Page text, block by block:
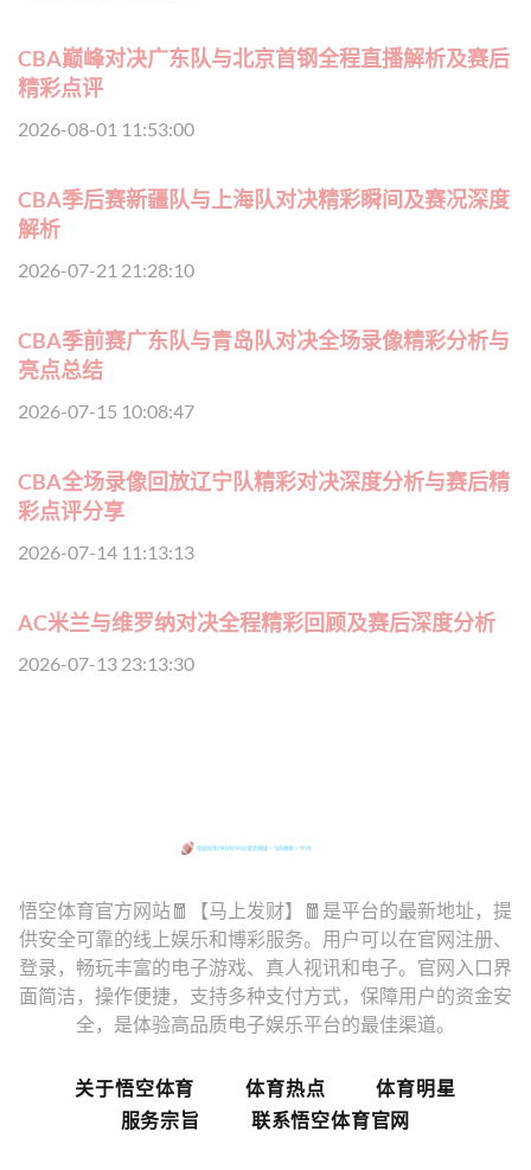
CBA巅峰对决广东队与北京首钢全程直播解析及赛后
精彩点评
2026-08-01 11:53:00
CBA季后赛新疆队与上海队对决精彩瞬间及赛况深度
解析
2026-07-21 21:28:10
CBA季前赛广东队与青岛队对决全场录像精彩分析与
亮点总结
2026-07-15 10:08:47
CBA全场录像回放辽宁队精彩对决深度分析与赛后精
彩点评分享
2026-07-14 11:13:13
AC米兰与维罗纳对决全程精彩回顾及赛后深度分析
2026-07-13 23:13:30
悟空体育官方网站🧧【马上发财】🧧是平台的最新地址，提
供安全可靠的线上娱乐和博彩服务。用户可以在官网注册、
登录，畅玩丰富的电子游戏、真人视讯和电子。官网入口界
面简洁，操作便捷，支持多种支付方式，保障用户的资金安
全，是体验高品质电子娱乐平台的最佳渠道。
关于悟空体育 体育热点
体育明星
服务宗旨
联系悟空体育官网